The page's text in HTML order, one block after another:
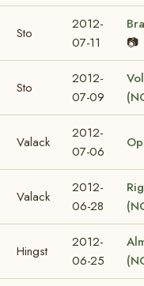
Sto
2012-
07-11
📷
Sto
2012-
07-09
Valack
2012-
07-06
Valack
2012-
06-28
Hingst
2012-
06-25